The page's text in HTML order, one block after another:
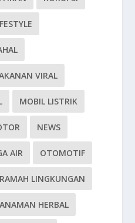
VIRAL
MOBIL LISTRIK
NEWS
AIR OTOMOTIF
RAMAH LINGKUNGAN
HERBAL